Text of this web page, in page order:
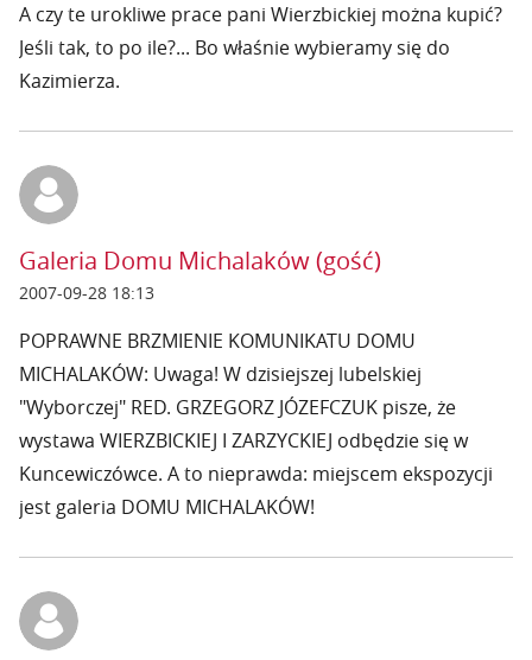
A czy te urokliwe prace pani Wierzbickiej można kupić?
Jeśli tak, to po ile?... Bo właśnie wybieramy się do
Kazimierza.
Galeria Domu Michalaków (gość)
2007-09-28 18:13
POPRAWNE BRZMIENIE KOMUNIKATU DOMU
MICHALAKÓW: Uwaga! W dzisiejszej lubelskiej
"Wyborczej" RED. GRZEGORZ JÓZEFCZUK pisze, że
wystawa WIERZBICKIEJ I ZARZYCKIEJ odbędzie się w
Kuncewiczówce. A to nieprawda: miejscem ekspozycji
jest galeria DOMU MICHALAKÓW!